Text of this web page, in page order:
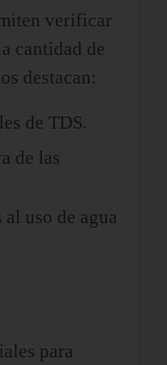
verificar
cantidad de
destacan:
de TDS.
de las
uso de agua
para